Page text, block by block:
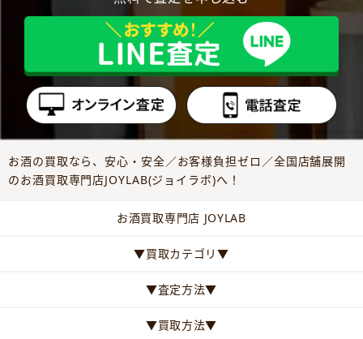
お酒の買取なら、安心・安全／お客様負担ゼロ／全国店舗展開
のお酒買取専門店JOYLAB(ジョイラボ)へ！
お酒買取専門店 JOYLAB
▼買取カテゴリ▼
▼査定方法▼
▼買取方法▼